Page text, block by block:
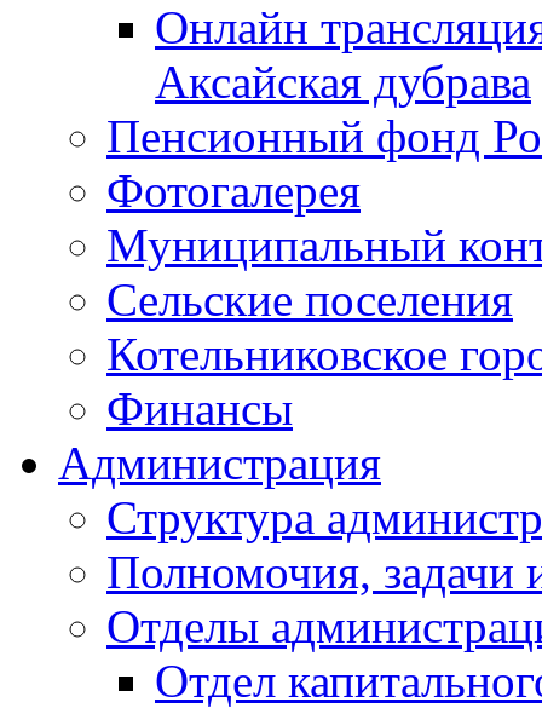
Онлайн
Аксайская дубрава
Пенсионный фонд
Фотогалерея
Муниципальный
Сельские поселения
Котельниковское
Финансы
Администрация
Структура
Полномочия, задачи
Отделы
Отдел